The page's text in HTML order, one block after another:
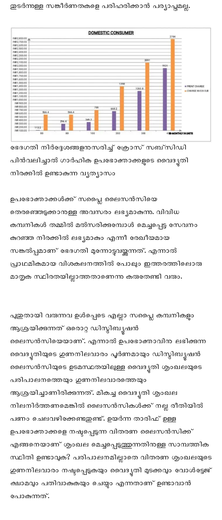
തുടര്‍ന്നുള്ള സങ്കീര്‍ണതകളെ പരിഹരിക്കാന്‍ പര്യാപ്തമല്ല.
ഭേദഗതി നിര്‍ദ്ദേശങ്ങളനുസരിച്ച് ക്രോസ് സബ്സിഡി
പിന്‍വലിച്ചാല്‍ ഗാര്‍ഹിക ഉപഭോക്താക്കളുടെ വൈദ്യുതി
നിരക്കില്‍ ഉണ്ടാകുന്ന വ്യത്യാസം
ഉപഭോക്താക്കള്‍ക്ക് സപ്ലൈ ലൈസന്‍സിയെ
തെരഞ്ഞെടുക്കാനുള്ള അവസരം ലഭ്യമാകുന്നു. വിവിധ
കമ്പനികള്‍ തമ്മില്‍ മല്‍സരിക്കുമ്പോള്‍ മെച്ചപ്പെട്ട സേവനം
കുറഞ്ഞ നിരക്കില്‍ ലഭ്യമാകും എന്നീ രേഖീയമായ
സങ്കല്‍പ്പമാണ് ഭേദഗതി മുന്നോട്ടുവയ്ക്കുന്നത്. എന്നാല്‍
പ്രാഥമികമായ വിശകലനത്തില്‍ പോലും ഇത്തരത്തിലൊരു
മാതൃക സ്ഥിരതയില്ലാത്തതാണെന്നു കരുതേണ്ടി വരും.
പുതുതായി വരുന്നവ ഉള്‍പ്പെടെ എല്ലാ സപ്ലൈ കമ്പനികളും
ആശ്രയിക്കുന്നത് ഒരൊറ്റ ഡിസ്ട്രിബ്യൂഷന്‍
ലൈസന്‍സിയെയാണ്. എന്നാല്‍ ഉപഭോക്താവിനു ലഭിക്കുന്ന
വൈദ്യുതിയുടെ ഗുണനിലവാരം പൂര്‍ണമായും ഡിസ്ട്രിബ്യൂഷന്‍
ലൈസന്‍സിയുടെ ഉടമസ്ഥതയിലുള്ള വൈദ്യുതി ശൃംഖലയുടെ
പരിപാലനത്തെയും ഗുണനിലവാരത്തെയും
ആശ്രയിച്ചാണിരിക്കുന്നത്. മികച്ച വൈദ്യുതി ശൃംഖല
നിലനിര്‍ത്തണമെങ്കില്‍ ലൈസന്‍സികള്‍ക്ക് നല്ല രീതിയില്‍
പണം ചെലവഴിക്കേണ്ടതുണ്ട്. ഉയര്‍ന്ന താരിഫ് ഉള്ള
ഉപഭോക്താക്കളെ നഷ്ടപ്പെടുന്ന വിതരണ ലൈസന്‍സിക്ക്
എങ്ങനെയാണ് ശൃംഖല മെച്ചപ്പെടുത്തുന്നതിനുള്ള സാമ്പത്തിക
സ്ഥിതി ഉണ്ടാവുക? പരിപാലനമില്ലാതെ വിതരണ ശൃംഖലയുടെ
ഗുണനിലവാരം നഷ്ടപ്പെടുകയും വൈദ്യുതി മുടക്കവും വോള്‍ട്ടേജ്
ക്ഷാമവും പതിവാകുകയും ചെയ്യും എന്നതാണ് ഉണ്ടാവാന്‍
പോകുന്നത്.